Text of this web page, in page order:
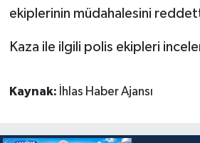
ekiplerinin müdahalesini
Kaza ile ilgili polis ekipleri
Kaynak: İhlas Haber Ajansı